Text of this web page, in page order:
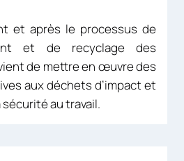
et après le processus de
et de recyclage des
de mettre en œuvre des
aux déchets d’impact et
au travail.